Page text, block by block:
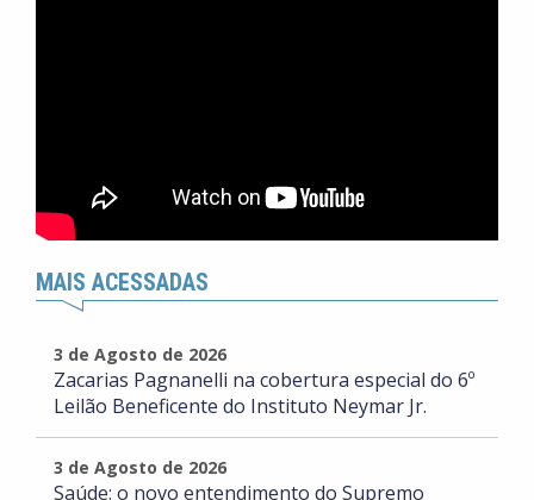
MAIS ACESSADAS
3 de Agosto de 2026
Zacarias Pagnanelli na cobertura especial do 6º
Leilão Beneficente do Instituto Neymar Jr.
3 de Agosto de 2026
Saúde: o novo entendimento do Supremo